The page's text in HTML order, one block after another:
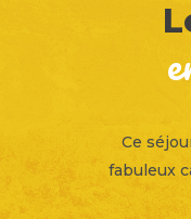
Ce
fabuleux